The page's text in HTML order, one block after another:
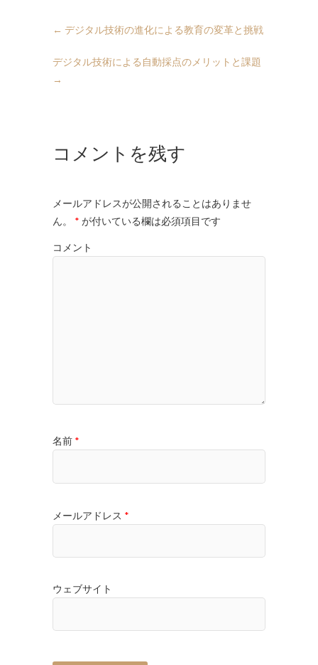
← デジタル技術の進化による教育の変革と挑戦
デジタル技術による自動採点のメリットと課題
→
コメントを残す
メールアドレスが公開されることはありませ
ん。
* が付いている欄は必須項目です
コメント
名前 *
メールアドレス *
ウェブサイト